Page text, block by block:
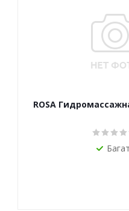
ROSA